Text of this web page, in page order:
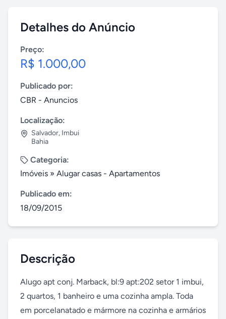
Detalhes do Anúncio
Preço:
R$ 1.000,00
Publicado por:
CBR - Anuncios
Localização:
Salvador, Imbui
Bahia
Categoria:
Imóveis » Alugar casas - Apartamentos
Publicado em:
18/09/2015
Descrição
Alugo apt conj. Marback, bl:9 apt:202 setor 1 imbui,
2 quartos, 1 banheiro e uma cozinha ampla. Toda
em porcelanatado e mármore na cozinha e armários